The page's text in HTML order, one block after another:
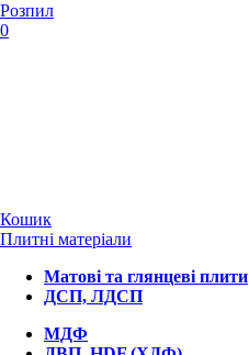
Розпил
0
Кошик
Плитні матеріали
Матові та глянцеві плити
ДСП, ЛДСП
МДФ